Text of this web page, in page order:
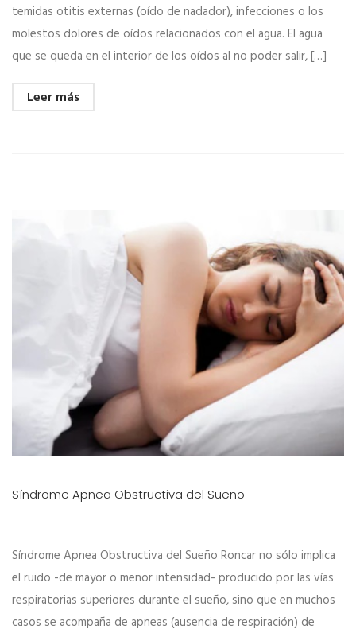
temidas otitis externas (oído de nadador), infecciones o los
molestos dolores de oídos relacionados con el agua. El agua
que se queda en el interior de los oídos al no poder salir, […]
Leer más
Síndrome Apnea Obstructiva del Sueño
Síndrome Apnea Obstructiva del Sueño Roncar no sólo implica
el ruido -de mayor o menor intensidad- producido por las vías
respiratorias superiores durante el sueño, sino que en muchos
casos se acompaña de apneas (ausencia de respiración) de